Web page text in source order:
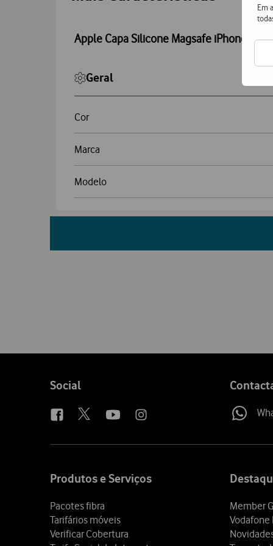
Em
Apple Capa Silicone Magsafe iPhone 16
Geral
Cor
Marca
Modelo
Follow
Social
Produtos e Serviços
Pacotes fibra
Tarifários móveis
Verificar Cobertura
Member
Vodafone